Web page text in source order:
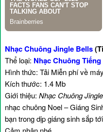
Nhạc Chuông Jingle Bells
Thể loại: Nhạc Chuông
Hình thức: Tải Miễn phí về
Kích thước: 1.4 Mb
Giới thiệu: Nhạc Chuông
nhạc chuông Noel – Giáng
bạn trong dịp giáng sinh sắp